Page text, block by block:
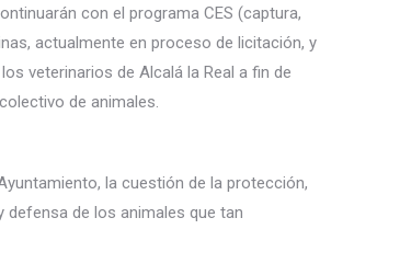
con el programa CES (captura,
actualmente en proceso de licitación, y
veterinarios de Alcalá la Real a fin de
de animales.
la cuestión de la protección,
de los animales que tan